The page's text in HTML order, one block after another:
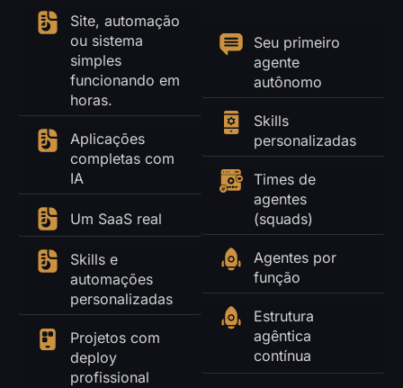
Site, automação
ou sistema
simples
funcionando em
horas.
Aplicações
completas com
IA
Um SaaS real
Skills e
automações
personalizadas
Projetos com
deploy
profissional
Seu primeiro
agente
autônomo
Skills
personalizadas
Times de
agentes
(squads)
Agentes por
função
Estrutura
agêntica
contínua